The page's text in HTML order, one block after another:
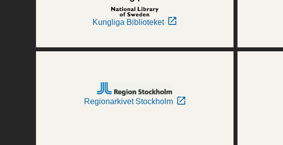
Kungliga Biblioteket
Regionarkivet Stockholm